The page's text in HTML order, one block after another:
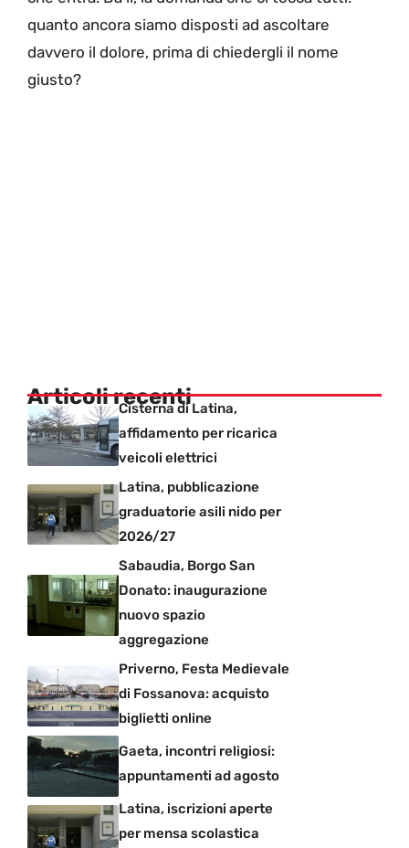
quanto ancora siamo disposti ad ascoltare
davvero il dolore, prima di chiedergli il nome
giusto?
Articoli recenti
Cisterna di Latina,
affidamento per ricarica
veicoli elettrici
Latina, pubblicazione
graduatorie asili nido per
2026/27
Sabaudia, Borgo San
Donato: inaugurazione
nuovo spazio
aggregazione
Priverno, Festa Medievale
di Fossanova: acquisto
biglietti online
Gaeta, incontri religiosi:
appuntamenti ad agosto
Latina, iscrizioni aperte
per mensa scolastica